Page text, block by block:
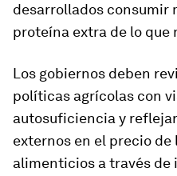
desarrollados consumir
proteína extra de lo que
Los gobiernos deben
políticas agrícolas con
autosuficiencia y
externos en el precio
alimenticios a través de